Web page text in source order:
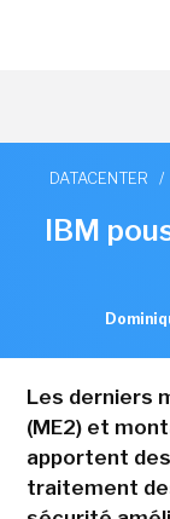
DATACENTER /
IBM
Les derniers
(ME2) et
apportent
traitement